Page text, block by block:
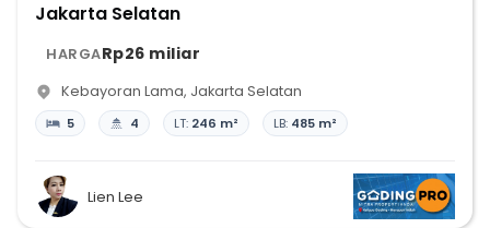
Jakarta Selatan
HARGARp26 miliar
Kebayoran Lama, Jakarta Selatan
5 4 LT: 246 m² LB: 485 m²
Lien Lee